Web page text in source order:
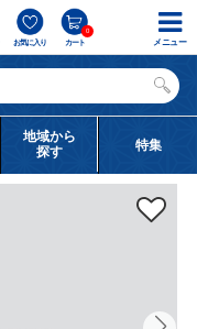
お気に入り カート
0
地域から
探す
特集
メニュー